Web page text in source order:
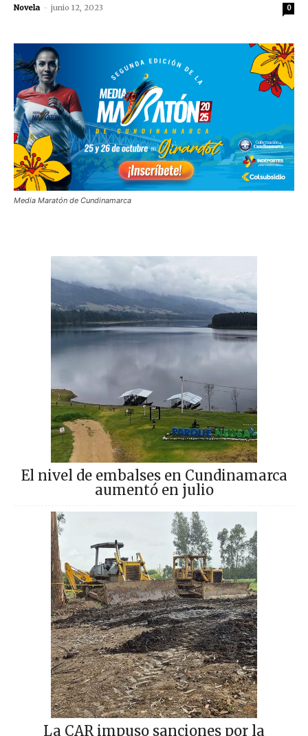
Novela - junio 12, 2023 0
Media Maratón de Cundinamarca
El nivel de embalses en Cundinamarca
aumentó en julio
La CAR impuso sanciones por la